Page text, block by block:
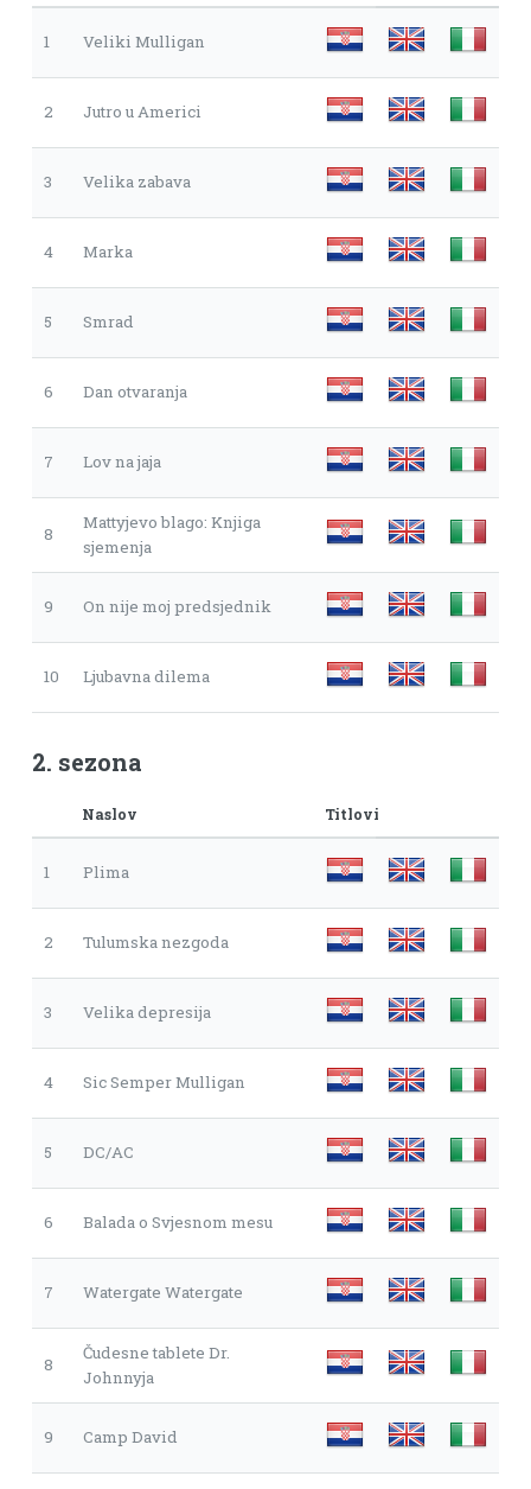
1 Veliki Mulligan
2 Jutro u Americi
3 Velika zabava
4 Marka
5 Smrad
6 Dan otvaranja
7 Lov na jaja
8
Mattyjevo blago: Knjiga
sjemenja
9 On nije moj predsjednik
10 Ljubavna dilema
2. sezona
Naslov Titlovi
1 Plima
2 Tulumska nezgoda
3 Velika depresija
4 Sic Semper Mulligan
5 DC/AC
6 Balada o Svjesnom mesu
7 Watergate Watergate
8
Čudesne tablete Dr.
Johnnyja
9 Camp David